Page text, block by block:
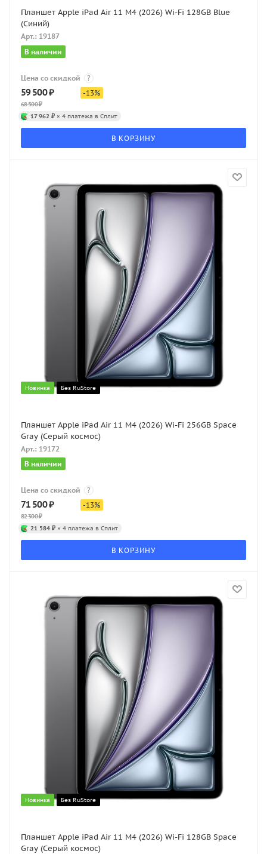
Планшет Apple iPad Air 11 M4 (2026) Wi-Fi 128GB Blue
(Синий)
Арт.: 19187
В наличии
Цена со скидкой ?
59 500₽
68 500₽
-13%
17 962 ₽ × 4 платежа в Сплит
В КОРЗИНУ
Новинка Без RuStore
Планшет Apple iPad Air 11 M4 (2026) Wi-Fi 256GB Space
Gray (Серый космос)
Арт.: 19172
В наличии
Цена со скидкой ?
71 500₽
82 300₽
-13%
21 584 ₽ × 4 платежа в Сплит
В КОРЗИНУ
Новинка Без RuStore
Планшет Apple iPad Air 11 M4 (2026) Wi-Fi 128GB Space
Gray (Серый космос)